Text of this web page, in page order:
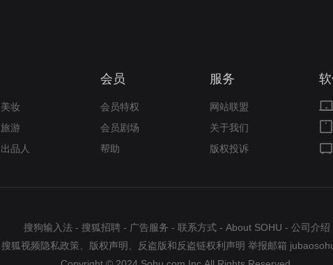
美妆
旅游
出品人
会员
会员特权
会员剧场
帮助
服务
网站联盟
关于我们
版权投诉
搜狗输入法 - 搜狐招聘 - 广告服务 - 联系方式 - About SOHU - 公司介绍
搜狐视频隐私政策 版权声明 反盗版和反盗链权利声明 举报邮箱